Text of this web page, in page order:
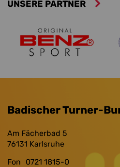
UNSERE PARTNER
Badischer Turner-
Am Fächerbad 5
76131 Karlsruhe
Fon
0721 1815-0